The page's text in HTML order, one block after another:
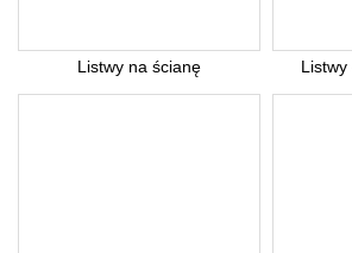
Listwy na ścianę